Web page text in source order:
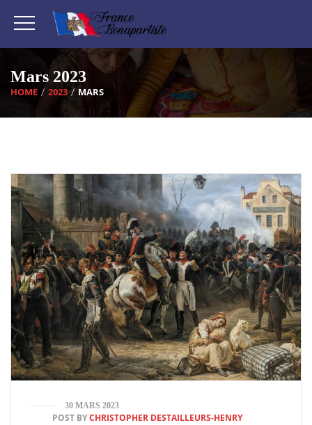
Mars 2023
HOME 2023 MARS
30 MARS 2023
POST BYCHRISTOPHER DESTAILLEURS-HENRY